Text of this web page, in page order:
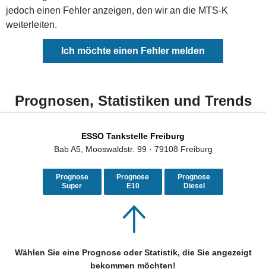
jedoch einen Fehler anzeigen, den wir an die MTS-K
weiterleiten.
Ich möchte einen Fehler melden
Prognosen, Statistiken und Trends
ESSO Tankstelle Freiburg
Bab A5, Mooswaldstr. 99 · 79108 Freiburg
Prognose
Super
Prognose
E10
Prognose
Diesel
Wählen Sie eine Prognose oder Statistik, die Sie angezeigt
bekommen möchten!